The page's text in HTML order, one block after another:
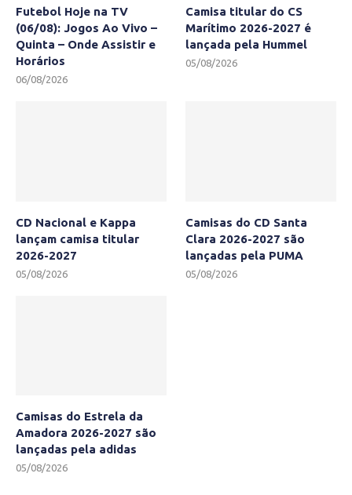
Futebol Hoje na TV
(06/08): Jogos Ao Vivo –
Quinta – Onde Assistir e
Horários
06/08/2026
Camisa titular do CS
Marítimo 2026-2027 é
lançada pela Hummel
05/08/2026
CD Nacional e Kappa
lançam camisa titular
2026-2027
05/08/2026
Camisas do CD Santa
Clara 2026-2027 são
lançadas pela PUMA
05/08/2026
Camisas do Estrela da
Amadora 2026-2027 são
lançadas pela adidas
05/08/2026